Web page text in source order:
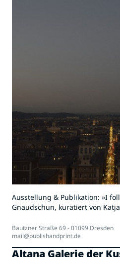
Ausstellung & Publikation: »I
Gnaudschun, kuratiert von
Bautzner Straße 69 - 01099 Dresden
mail@publishandprint.de
Altana Galerie der